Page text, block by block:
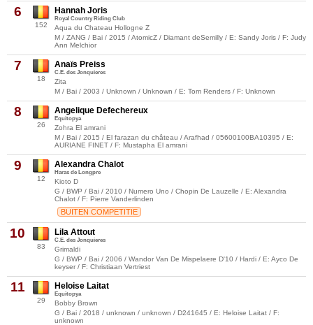
6
152
Hannah Joris
Royal Country Riding Club
Aqua du Chateau Hollogne Z
M / ZANG / Bai / 2015 / AtomicZ / Diamant deSemilly / E: Sandy Joris / F: Judy
Ann Melchior
7
18
Anaïs Preiss
C.E. des Jonquieres
Zita
M / Bai / 2003 / Unknown / Unknown / E: Tom Renders / F: Unknown
8
26
Angelique Defechereux
Equitopya
Zohra El amrani
M / Bai / 2015 / El farazan du château / Arafhad / 05600100BA10395 / E:
AURIANE FINET / F: Mustapha El amrani
9
12
Alexandra Chalot
Haras de Longpre
Kioto D
G / BWP / Bai / 2010 / Numero Uno / Chopin De Lauzelle / E: Alexandra
Chalot / F: Pierre Vanderlinden
BUITEN COMPETITIE
10
83
Lila Attout
C.E. des Jonquieres
Grimaldi
G / BWP / Bai / 2006 / Wandor Van De Mispelaere D'10 / Hardi / E: Ayco De
keyser / F: Christiaan Vertriest
11
29
Heloise Laitat
Equitopya
Bobby Brown
G / Bai / 2018 / unknown / unknown / D241645 / E: Heloise Laitat / F:
unknown